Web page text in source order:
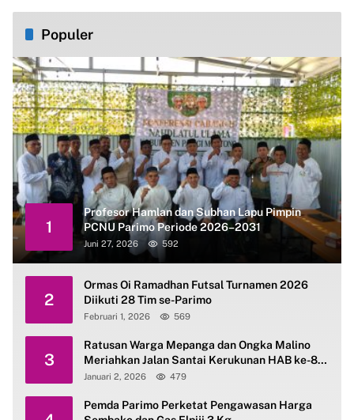
Populer
1
Profesor Hamlan dan Subhan Lapu Pimpin
PCNU Parimo Periode 2026–2031
Juni 27, 2026 592
2
Ormas Oi Ramadhan Futsal Turnamen 2026
Diikuti 28 Tim se-Parimo
Februari 1, 2026 569
3
Ratusan Warga Mepanga dan Ongka Malino
Meriahkan Jalan Santai Kerukunan HAB ke-80
Kemenag Parimo
Januari 2, 2026 479
Pemda Parimo Perketat Pengawasan Harga